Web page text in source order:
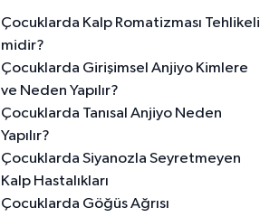
Çocuklarda Kalp Romatizması Tehlikeli
midir?
Çocuklarda Girişimsel Anjiyo Kimlere
ve Neden Yapılır?
Çocuklarda Tanısal Anjiyo Neden
Yapılır?
Çocuklarda Siyanozla Seyretmeyen
Kalp Hastalıkları
Çocuklarda Göğüs Ağrısı